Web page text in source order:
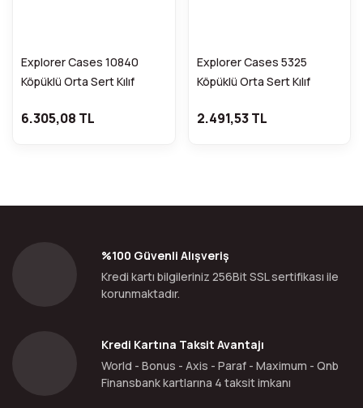
Explorer Cases 10840
Köpüklü Orta Sert Kılıf
6.305,08 TL
Explorer Cases 5325
Köpüklü Orta Sert Kılıf
2.491,53 TL
%100 Güvenli Alışveriş
Kredi kartı bilgileriniz 256Bit SSL sertifikası ile
korunmaktadır.
Kredi Kartına Taksit Avantajı
World - Bonus - Axis - Paraf - Maximum - Qnb
Finansbank kartlarına 4 taksit imkanı